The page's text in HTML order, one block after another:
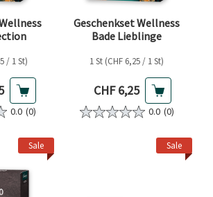
/ 1 St)
0.0 (0)
Geschenkset Wellness
Bade Lieblinge
1 St (CHF 6,25 / 1 St)
Aktueller Preis
CHF 6,25
0.0 (0)
Sale Sale